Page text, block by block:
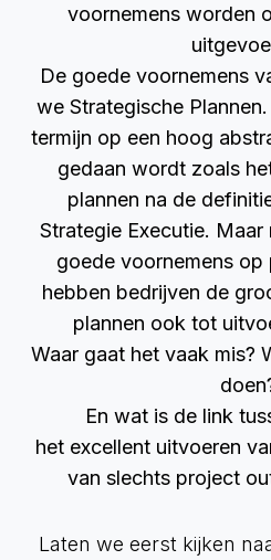
voornemens worden
De goede voornemens
we Strategische
termijn op een hoog
gedaan wordt zoals
plannen na de
Strategie Executie.
goede voornemens op
hebben bedrijven de
plannen ook tot
Waar gaat het vaak mis?
En wat is de link
het excellent uitvoeren
van slechts project
Laten we eerst kijken